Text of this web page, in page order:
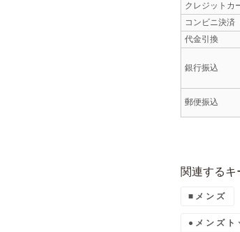
クレジットカ
コンビニ決済
代金引換
銀行振込
郵便振込
関連するキ
■メンズ
●メンズト